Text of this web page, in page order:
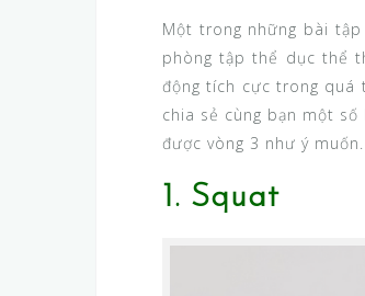
Một trong những bài
phòng tập thể dục thể
động tích cực trong quá
chia sẻ cùng bạn một
được vòng 3 như ý muốn.
1. Squat